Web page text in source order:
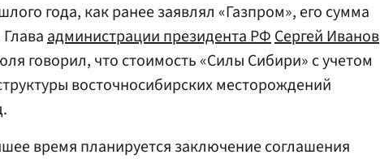
года, как ранее заявлял «Газпром», его сумма
администрации президента РФСергей Иванов
говорил, что стоимость «Силы Сибири» с учетом
восточносибирских месторождений
время планируется заключение соглашения